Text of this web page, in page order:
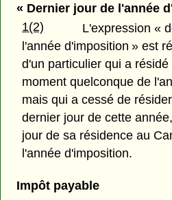
« Dernier jour de l'année
1(2)
L'expression «
l'année d'imposition » est
d'un particulier qui a
moment quelconque de
mais qui a cessé de
dernier jour de cette
jour de sa résidence au
l'année d'imposition.
Impôt payable